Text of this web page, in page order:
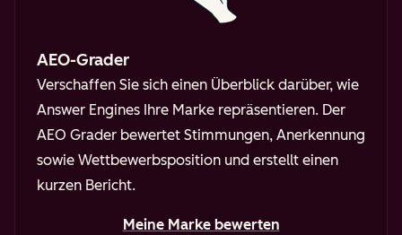
AEO-Grader
Verschaffen Sie sich einen Überblick darüber, wie
Answer Engines Ihre Marke repräsentieren. Der
AEO Grader bewertet Stimmungen, Anerkennung
sowie Wettbewerbsposition und erstellt einen
kurzen Bericht.
Meine Marke bewerten